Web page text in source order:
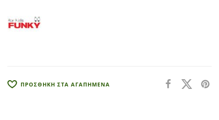
t
ΠΡΟΣΘΗΚΗ ΣΤΑ ΑΓΑΠΗΜΕΝΑ